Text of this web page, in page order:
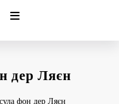
дер Ляєн
фон дер Ляєн